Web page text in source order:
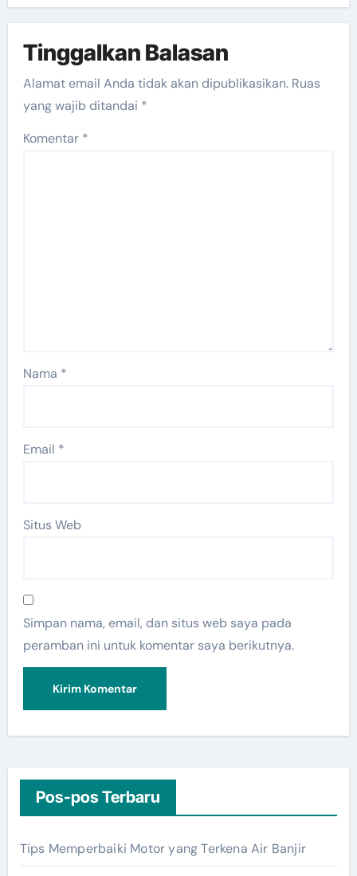
Tinggalkan Balasan
Alamat email Anda tidak akan dipublikasikan. Ruas
yang wajib ditandai *
Komentar *
Nama *
Email *
Situs Web
Simpan nama, email, dan situs web saya pada
peramban ini untuk komentar saya berikutnya.
Pos-pos Terbaru
Tips Memperbaiki Motor yang Terkena Air Banjir